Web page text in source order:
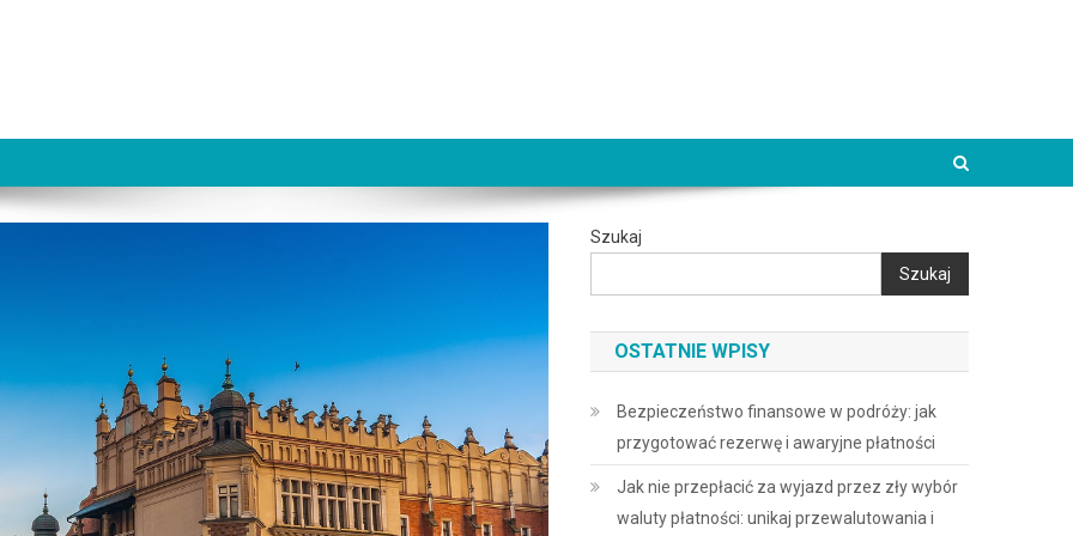
Szukaj
Szukaj
OSTATNIE WPISY
Bezpieczeństwo finansowe w podróży: jak
przygotować rezerwę i awaryjne płatności
Jak nie przepłacić za wyjazd przez zły wybór
waluty płatności: unikaj przewalutowania i